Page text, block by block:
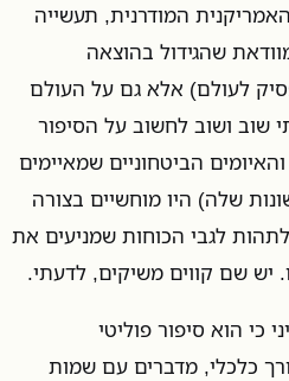
המודרנית, תעשייה
שהגידול בהוצאה
לעולם) אלא גם על העולם
שוב ושוב לחשוב על הסיפור
הביטחוניים שמאיימים
שלה) היו מוחשיים בצורה
לגבי הכוחות שמניעים את
יש שם קווים משיקים, לדעתי.
כי הוא סיפור פוליטי
כלכלי, מדברים עם שמות